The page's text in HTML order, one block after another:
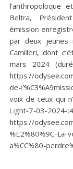
l’anthropoloque
Beltra,
émission
par deux jeunes
Camilleri, dont
mars 2024
https://
de-
voix-de-ceux-qui-
Light-7-03-
https://
%E2%80%9C-La-
a%CC%80-